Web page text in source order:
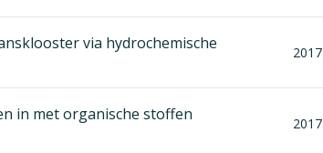
via hydrochemische
2017
in met organische stoffen
2017